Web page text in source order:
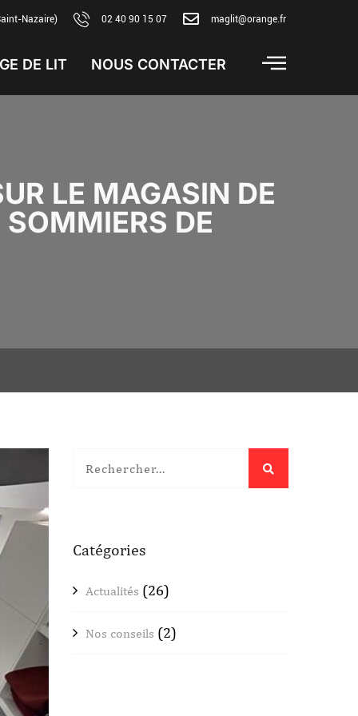
Nazaire) 02 40 90 15 07 maglit@orange.fr
DE LIT NOUS CONTACTER
LE MAGASIN DE
DE
Catégories
Actualités (26)
Nos conseils (2)